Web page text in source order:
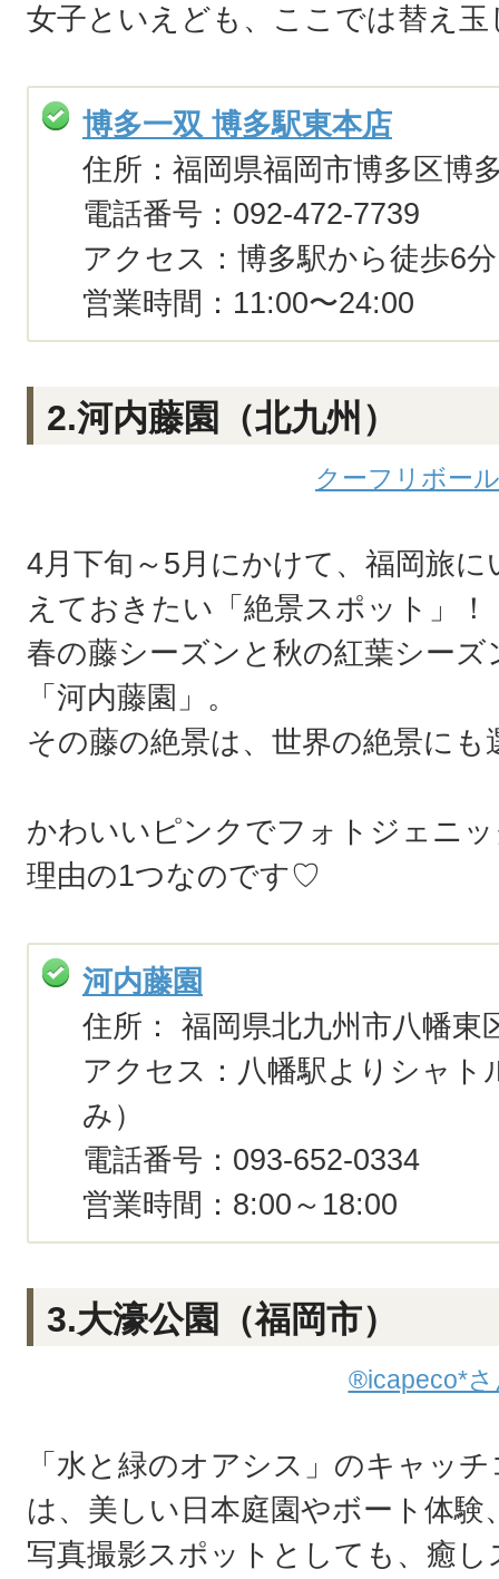
女子といえども、ここでは替え
博多一双 博多駅東本店
住所：福岡県福岡市博多区博
電話番号：092-472-7739
アクセス：博多駅から徒歩6
営業時間：11:00〜24:00
2.河内藤園（北九州）
クーフリボー
4月下旬～5月にかけて、福岡旅
えておきたい「絶景スポット」！
春の藤シーズンと秋の紅葉シー
「河内藤園」。
その藤の絶景は、世界の絶景にも
かわいいピンクでフォトジェニ
理由の1つなのです♡
河内藤園
住所： 福岡県北九州市八幡東
アクセス：八幡駅よりシャ
み）
電話番号：093-652-0334
営業時間：8:00～18:00
3.大濠公園（福岡市）
®icapeco*
「水と緑のオアシス」のキャッ
は、美しい日本庭園やボート体験
写真撮影スポットとしても、癒